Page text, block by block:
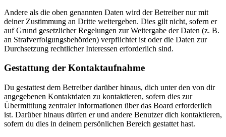
Andere als die oben genannten Daten wird der Betreiber nur mit
deiner Zustimmung an Dritte weitergeben. Dies gilt nicht, sofern er
auf Grund gesetzlicher Regelungen zur Weitergabe der Daten (z. B.
an Strafverfolgungsbehörden) verpflichtet ist oder die Daten zur
Durchsetzung rechtlicher Interessen erforderlich sind.
Gestattung der Kontaktaufnahme
Du gestattest dem Betreiber darüber hinaus, dich unter den von dir
angegebenen Kontaktdaten zu kontaktieren, sofern dies zur
Übermittlung zentraler Informationen über das Board erforderlich
ist. Darüber hinaus dürfen er und andere Benutzer dich kontaktieren,
sofern du dies in deinem persönlichen Bereich gestattet hast.